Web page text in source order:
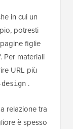
in cui un
potresti
figlie
Per materiali
URL più
.
relazione tra
è spesso